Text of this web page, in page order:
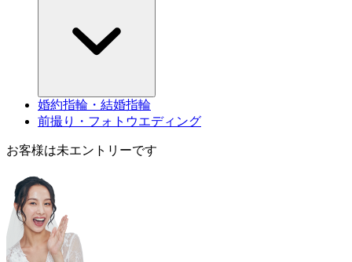
婚約指輪・結婚指輪
前撮り・フォトウエディング
お客様は未エントリーです